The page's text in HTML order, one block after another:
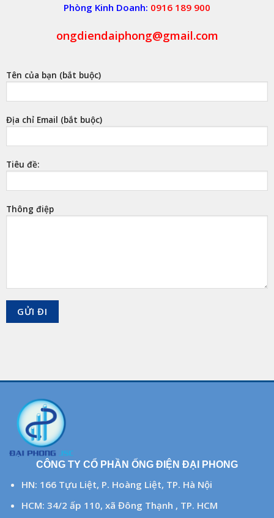
Phòng Kinh Doanh: 0916 189 900
ongdiendaiphong@gmail.com
Tên của bạn (bắt buộc)
Địa chỉ Email (bắt buộc)
Tiêu đề:
Thông điệp
CÔNG TY CỔ PHẦN ỐNG ĐIỆN ĐẠI PHONG
HN: 166 Tựu Liệt, P. Hoàng Liệt, TP. Hà Nội
HCM: 34/2 ấp 110, xã Đông Thạnh , TP. HCM